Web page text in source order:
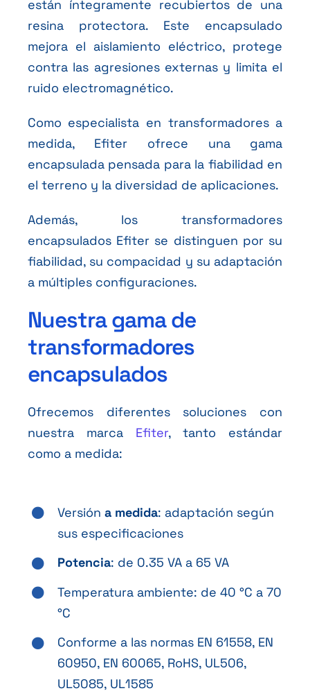
están íntegramente recubiertos de una
resina protectora. Este encapsulado
mejora el aislamiento eléctrico, protege
contra las agresiones externas y limita el
ruido electromagnético.
Como especialista en transformadores a
medida, Efiter ofrece una gama
encapsulada pensada para la fiabilidad en
el terreno y la diversidad de aplicaciones.
Además, los transformadores
encapsulados Efiter se distinguen por su
fiabilidad, su compacidad y su adaptación
a múltiples configuraciones.
Nuestra gama de
transformadores
encapsulados
Ofrecemos diferentes soluciones con
nuestra marca Efiter, tanto estándar
como a medida:
Versióna medida: adaptación según
sus especificaciones
Potencia: de 0.35 VA a 65 VA
Temperatura ambiente: de 40 °C a 70
°C
Conforme a las normas EN 61558, EN
60950, EN 60065, RoHS, UL506,
UL5085, UL1585